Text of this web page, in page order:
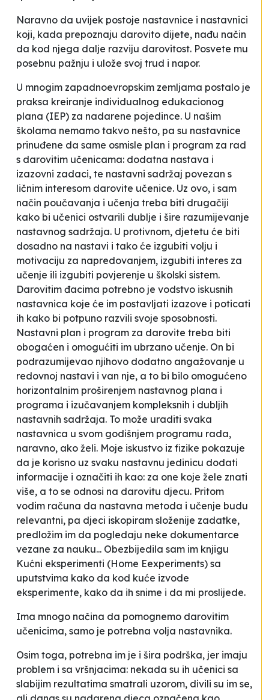
Naravno da uvijek postoje nastavnice i nastavnici
koji, kada prepoznaju darovito dijete, nađu način
da kod njega dalje razviju darovitost. Posvete mu
posebnu pažnju i ulože svoj trud i napor.
U mnogim zapadnoevropskim zemljama postalo je
praksa kreiranje individualnog edukacionog
plana (IEP) za nadarene pojedince. U našim
školama nemamo takvo nešto, pa su nastavnice
prinuđene da same osmisle plan i program za rad
s darovitim učenicama: dodatna nastava i
izazovni zadaci, te nastavni sadržaj povezan s
ličnim interesom darovite učenice. Uz ovo, i sam
način poučavanja i učenja treba biti drugačiji
kako bi učenici ostvarili dublje i šire razumijevanje
nastavnog sadržaja. U protivnom, djetetu će biti
dosadno na nastavi i tako će izgubiti volju i
motivaciju za napredovanjem, izgubiti interes za
učenje ili izgubiti povjerenje u školski sistem.
Darovitim đacima potrebno je vodstvo iskusnih
nastavnica koje će im postavljati izazove i poticati
ih kako bi potpuno razvili svoje sposobnosti.
Nastavni plan i program za darovite treba biti
obogaćen i omogućiti im ubrzano učenje. On bi
podrazumijevao njihovo dodatno angažovanje u
redovnoj nastavi i van nje, a to bi bilo omogućeno
horizontalnim proširenjem nastavnog plana i
programa i izučavanjem kompleksnih i dubljih
nastavnih sadržaja. To može uraditi svaka
nastavnica u svom godišnjem programu rada,
naravno, ako želi. Moje iskustvo iz fizike pokazuje
da je korisno uz svaku nastavnu jedinicu dodati
informacije i označiti ih kao: za one koje žele znati
više, a to se odnosi na darovitu djecu. Pritom
vodim računa da nastavna metoda i učenje budu
relevantni, pa djeci iskopiram složenije zadatke,
predložim im da pogledaju neke dokumentarce
vezane za nauku... Obezbijedila sam im knjigu
Kućni eksperimenti (Home Eexperiments) sa
uputstvima kako da kod kuće izvode
eksperimente, kako da ih snime i da mi proslijede.
Ima mnogo načina da pomognemo darovitim
učenicima, samo je potrebna volja nastavnika.
Osim toga, potrebna im je i šira podrška, jer imaju
problem i sa vršnjacima: nekada su ih učenici sa
slabijim rezultatima smatrali uzorom, divili su im se,